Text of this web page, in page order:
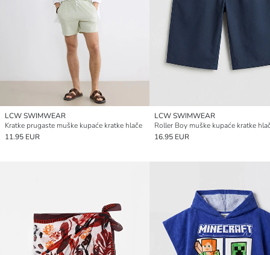
LCW SWIMWEAR
Kratke prugaste muške kupaće kratke hlače
11.95 EUR
LCW SWIMWEAR
Roller Boy muške kupaće kratke
16.95 EUR